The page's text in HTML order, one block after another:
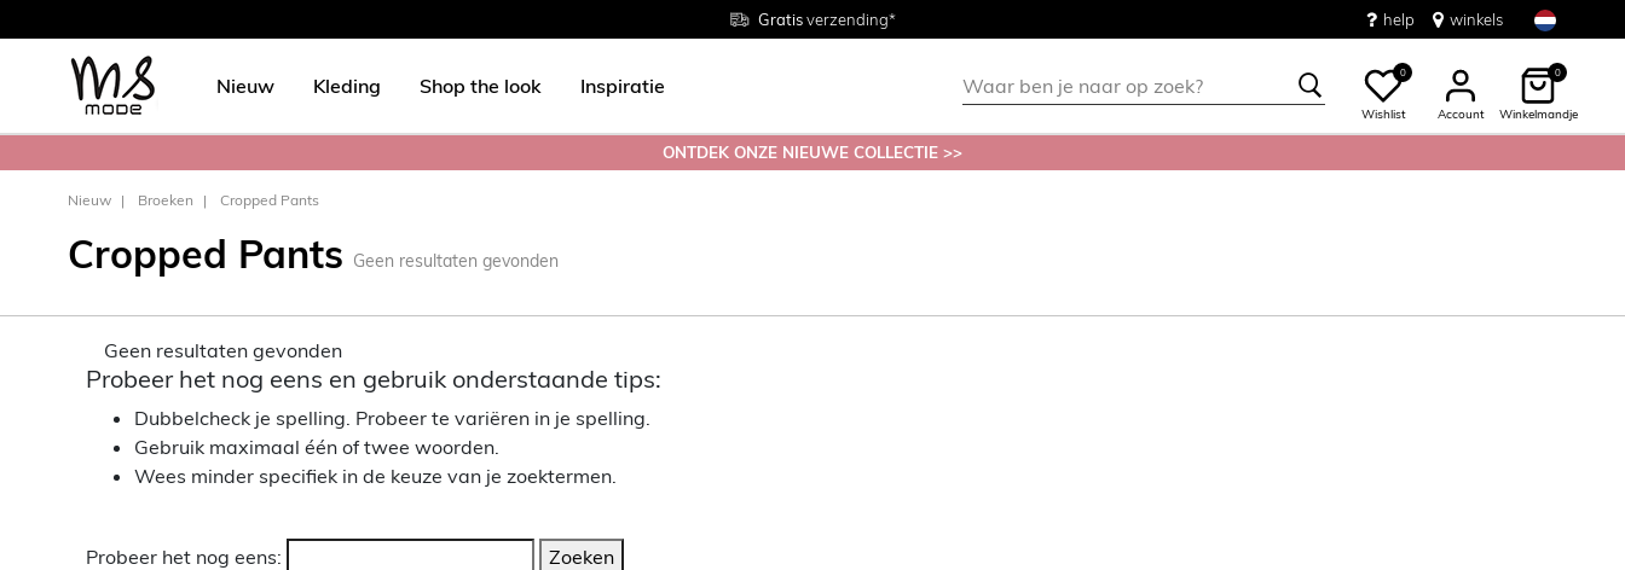
Gratisverzending*
Maten38 - 54
Gratisretourneren in de winkel help winkels
Nieuw Kleding Shop the look Inspiratie
0
Wishlist Account
0
Winkelmandje
ONTDEK ONZE NIEUWE COLLECTIE >>
Nieuw Broeken Cropped Pants
Cropped Pants Geen resultaten gevonden
Geen resultaten gevonden
Probeer het nog eens en gebruik onderstaande tips:
Dubbelcheck je spelling. Probeer te variëren in je spelling.
Gebruik maximaal één of twee woorden.
Wees minder specifiek in de keuze van je zoektermen.
Probeer het nog eens:
Zoeken